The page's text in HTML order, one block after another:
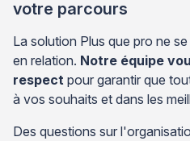
votre parcours
La solution Plus que pro ne
en relation. Notre équipe
respect pour garantir que
à vos souhaits et dans les
Des questions sur